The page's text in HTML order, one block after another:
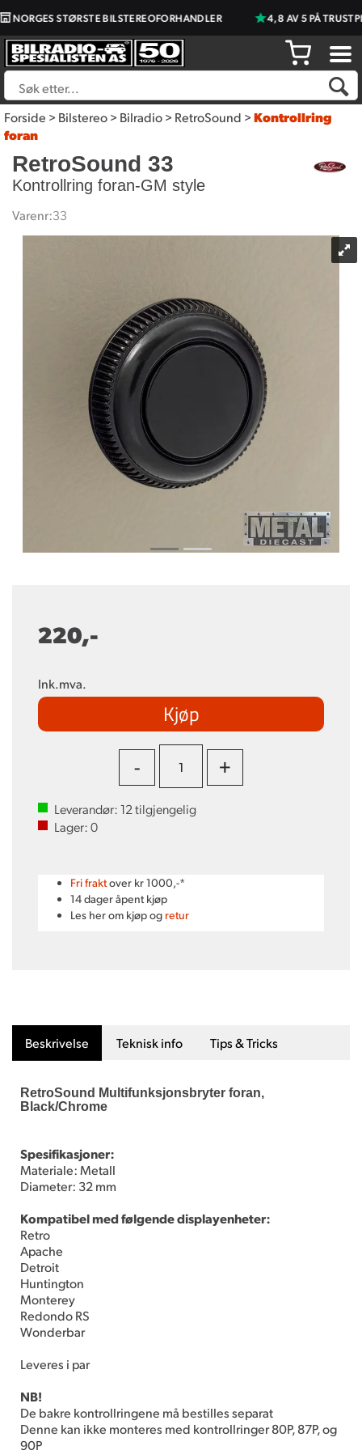
NORGES STØRSTE BILSTEREOFORHANDLER 4,8 AV 5 PÅ
Forside>Bilstereo>Bilradio>RetroSound>Kontrollring
foran
RetroSound 33
Kontrollring foran-GM style
Varenr:33
220,-
Ink.mva.
Kjøp
- +
Leverandør:12tilgjengelig
Lager:0
Fri fraktover kr 1000,-*
14 dager åpent kjøp
Les her om kjøp og retur
Beskrivelse Teknisk info Tips & Tricks
RetroSound Multifunksjonsbryter foran,
Black/Chrome
Spesifikasjoner:
Materiale: Metall
Diameter: 32 mm
Kompatibel med følgende displayenheter:
Retro
Apache
Detroit
Huntington
Monterey
Redondo RS
Wonderbar
Leveres i par
NB!
De bakre kontrollringene må bestilles separat
Denne kan ikke monteres med kontrollringer 80P, 87P, og
90P